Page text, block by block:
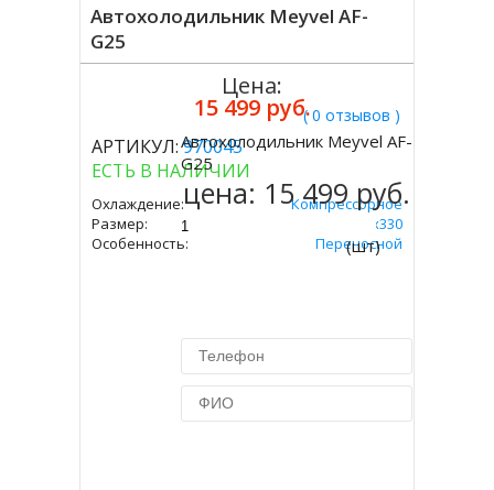
Автохолодильник Meyvel AF-
G25
( 0 отзывов )
АРТИКУЛ:970045
ЕСТЬ В НАЛИЧИИ
Охлаждение:
Компрессорное
Размер:
340х580х330
Особенность:
Переносной
Цена:
15 499 руб.
Купить
Автохолодильник Meyvel AF-
G25
цена: 15 499 руб.
(шт)